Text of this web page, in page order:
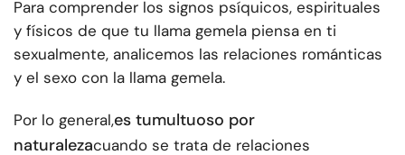
Para comprender los signos psíquicos, espirituales
y físicos de que tu llama gemela piensa en ti
sexualmente, analicemos las relaciones románticas
y el sexo con la llama gemela.
Por lo general,es tumultuoso por
naturalezacuando se trata de relaciones